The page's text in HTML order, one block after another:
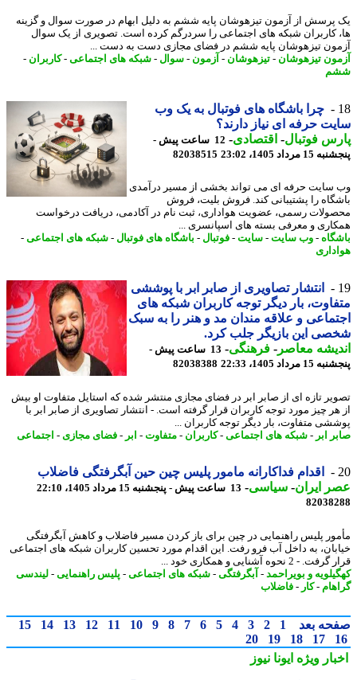
از آزمون تیزهوشان پایه ششم به دلیل ابهام در صورت سوال و گزینه
کاربران شبکه های اجتماعی را سردرگم کرده است. تصویری از یک سوال
تیزهوشان پایه ششم در فضای مجازی دست به دست ...
تیزهوشان-تیزهوشان-آزمون -سوال- شبکه های اجتماعی-کاربران -
چرا باشگاه های فوتبال به یک وب
حرفه ای نیاز دارند؟
فوتبال-اقتصادی-
12 ساعت پیش -
1405، 23:02
82038515
حرفه ای می تواند بخشی از مسیر درآمدی
را پشتیبانی کند. فروش بلیت، فروش
رسمی، عضویت هواداری، ثبت نام در آکادمی، دریافت درخواست
و معرفی بسته های اسپانسری ...
-وب سایت-سایت-فوتبال-باشگاه های فوتبال-شبکه های اجتماعی-
انتشار تصاویری از صابر ابر با پوششی
بار دیگر توجه کاربران شبکه های
و علاقه مندان مد و هنر را به سبک
این بازیگر جلب کرد.
معاصر-فرهنگی-
13 ساعت پیش -
1405، 22:33
82038388
تازه ای از صابر ابر در فضای مجازی منتشر شده که استایل متفاوت او بیش
چیز مورد توجه کاربران قرار گرفته است. - انتشار تصاویری از صابر ابر با
متفاوت، بار دیگر توجه کاربران ...
ابر- شبکه های اجتماعی-کاربران - متفاوت-ابر - فضای مجازی- اجتماعی
اقدام فداکارانه مامور پلیس چین حین آبگرفتگی فاضلاب
ایران- سیاسی-13 ساعت پیش - پنجشنبه 15 مرداد 1405، 22:10
پلیس راهنمایی در چین برای باز کردن مسیر فاضلاب و کاهش آبگرفتگی
به داخل آب فرو رفت. این اقدام مورد تحسین کاربران شبکه های اجتماعی
- 2 نحوه آشنایی و همکاری خود ...
و بویراحمد -آبگرفتگی-شبکه های اجتماعی-پلیس راهنمایی-لیندسی
-کار -فاضلاب
بعد 1
2
3
4
5
6
7
8
9
10
11
12
13
14
15
17
18
19
20
ویژهایونا نیوز